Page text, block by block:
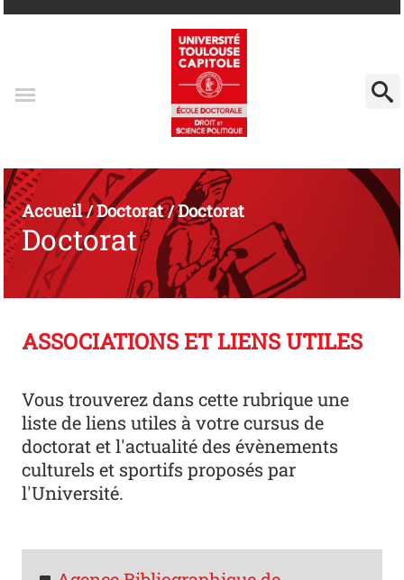
Accueil/Doctorat/Doctorat
Doctorat
ASSOCIATIONS ET LIENS UTILES
Vous trouverez dans cette rubrique une
liste de liens utiles à votre cursus de
doctorat et l'actualité des évènements
culturels et sportifs proposés par
l'Université.